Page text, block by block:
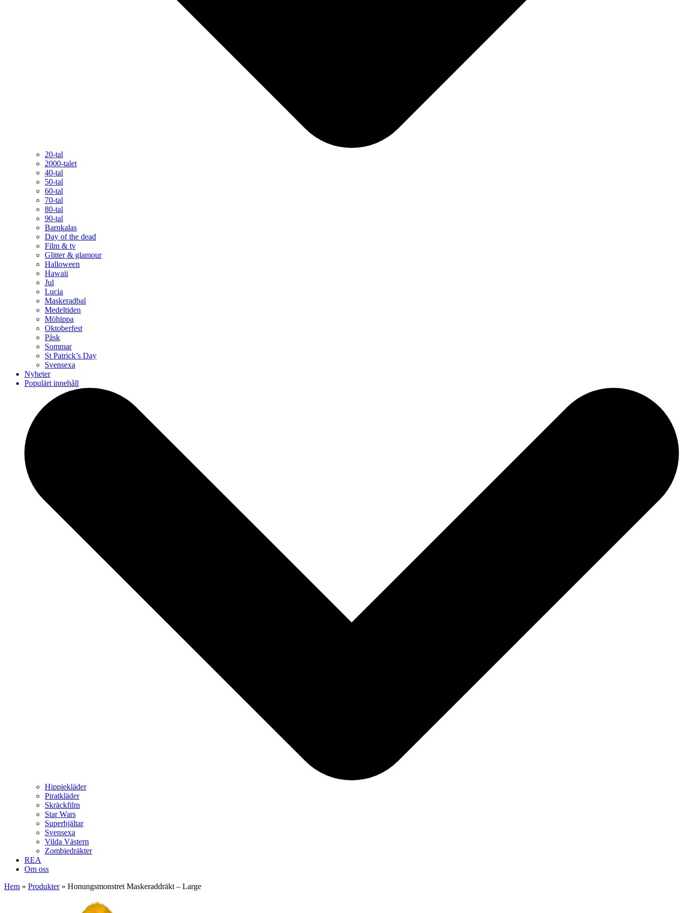
20-tal
2000-talet
40-tal
50-tal
60-tal
70-tal
80-tal
90-tal
Barnkalas
Day of the dead
Film & tv
Glitter & glamour
Halloween
Hawaii
Jul
Lucia
Maskeradbal
Medeltiden
Möhippa
Oktoberfest
Påsk
Sommar
St Patrick’s Day
Svensexa
Nyheter
Populärt innehåll
Hippiekläder
Piratkläder
Skräckfilm
Star Wars
Superhjältar
Svensexa
Vilda Västern
Zombiedräkter
REA
Om oss
Hem » Produkter» Honungsmonstret Maskeraddräkt – Large